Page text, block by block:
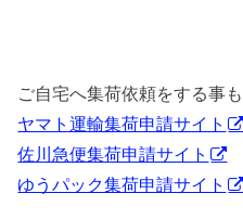
ご自宅へ集荷依頼をする事も
ヤマト運輸集荷申請サイト
佐川急便集荷申請サイト
ゆうパック集荷申請サイト